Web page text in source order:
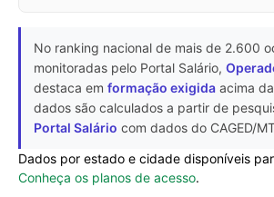
No ranking nacional de mais de 2.600
monitoradas pelo Portal Salário,
destaca em formação exigida acima
dados são calculados a partir de
Portal Salário com dados do CAGED/
Dados por estado e cidade disponíveis
Conheça os planos de acesso.